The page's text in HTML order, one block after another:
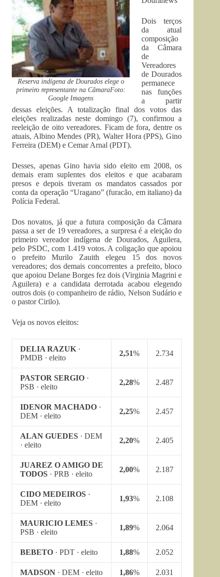
Reserva indígena de Dourados elege o
primeiro representante na CâmaraFoto:
Google Imagens
Dois terços
da atual
composição
da Câmara
de
Vereadores
de Dourados
permanece
nas funções
a partir
dessas eleições. A totalização final dos votos das
eleições realizadas neste domingo (7), confirmou a
reeleição de oito vereadores. Ficam de fora, dentre os
atuais, Albino Mendes (PR), Walter Hora (PPS), Gino
Ferreira (DEM) e Cemar Arnal (PDT).
Desses, apenas Gino havia sido eleito em 2008, os
demais eram suplentes dos eleitos e que acabaram
presos e depois tiveram os mandatos cassados por
conta da operação “Uragano” (furacão, em italiano) da
Polícia Federal.
Dos novatos, já que a futura composição da Câmara
passa a ser de 19 vereadores, a surpresa é a eleição do
primeiro vereador indígena de Dourados, Aguilera,
pelo PSDC, com 1.419 votos. A coligação que apoiou
o prefeito Murilo Zauith elegeu 15 dos novos
vereadores; dos demais concorrentes a prefeito, bloco
que apoiou Delane Borges fez dois (Virginia Magrini e
Aguilera) e a candidata derrotada acabou elegendo
outros dois (o companheiro de rádio, Nelson Sudário e
o pastor Cirilo).
Veja os novos eleitos:
DELIA RAZUK ·
PMDB · eleito
2,51% 2.734
PASTOR SERGIO ·
PSB · eleito
2,28% 2.487
IDENOR MACHADO ·
DEM · eleito
2,25% 2.457
ALAN GUEDES · DEM
· eleito
2,20% 2.405
JUAREZ O AMIGO DE
TODOS · PRB · eleito
2,00% 2.187
CIDO MEDEIROS ·
DEM · eleito
1,93% 2.108
MAURICIO LEMES ·
PSB · eleito
1,89% 2.064
BEBETO · PDT · eleito 1,88% 2.052
MADSON · DEM · eleito 1,86% 2.031